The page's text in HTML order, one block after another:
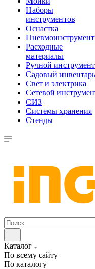
Наборы
инструментов
Оснастка
Расходные
материалы
Ручной инструмент
Садовый инвентарь
Свет и электрика
Сетевой
СИЗ
Системы хранения
Стенды
Каталог
По всему сайту
По каталогу